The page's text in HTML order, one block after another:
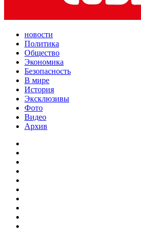
новости
Политика
Общество
Экономика
Безопасность
В мире
История
Эксклюзивы
Фото
Видео
Архив